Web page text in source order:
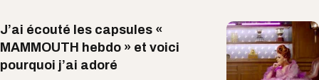
J’ai écouté les capsules «
MAMMOUTH hebdo » et voici
pourquoi j’ai adoré